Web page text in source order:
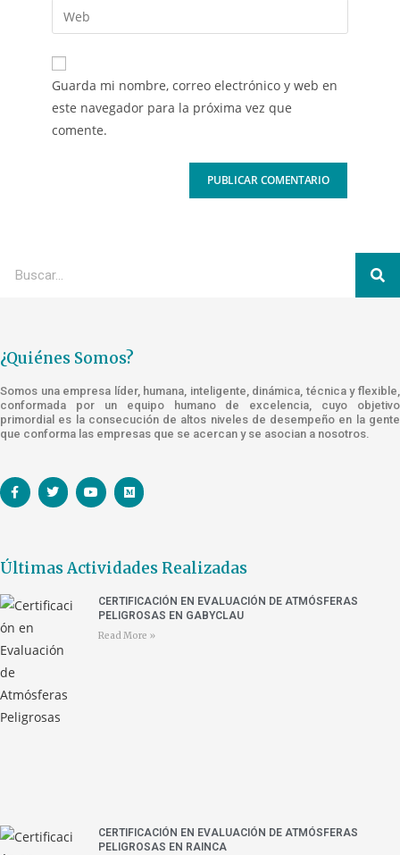
Guarda mi nombre, correo electrónico y web en
este navegador para la próxima vez que
comente.
¿Quiénes Somos?
Somos una empresa líder, humana, inteligente, dinámica, técnica y flexible,
conformada por un equipo humano de excelencia, cuyo objetivo
primordial es la consecución de altos niveles de desempeño en la gente
que conforma las empresas que se acercan y se asocian a nosotros.
Últimas Actividades Realizadas
CERTIFICACIÓN EN EVALUACIÓN DE ATMÓSFERAS
PELIGROSAS EN GABYCLAU
Read More »
CERTIFICACIÓN EN EVALUACIÓN DE ATMÓSFERAS
PELIGROSAS EN RAINCA